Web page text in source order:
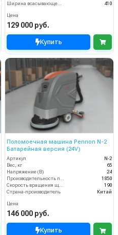
410
Цена
129 000 руб.
Купить
Поломоечная машина Pennon N-2
Батарейная версия (24V)
Артикул
N-2
Вес, кг
65
Напряжение (В)
24
Производительность по площади (м2/ч)
1850
Скорость вращения щётки (об/мин)
190
Страна-производитель
Китай
Цена
146 000 руб.
Купить